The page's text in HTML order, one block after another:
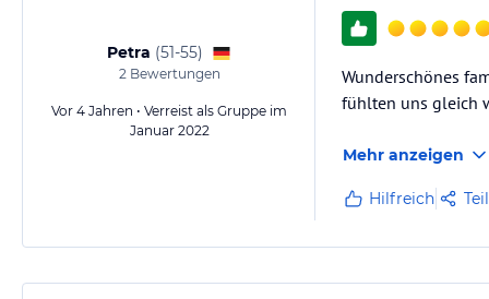
Petra (51-55)
2Bewertungen
Vor 4 Jahren • Verreist als Gruppe im
Januar 2022
Wunderschönes
fühlten uns gleich
Mehr anzeigen
Hilfreich